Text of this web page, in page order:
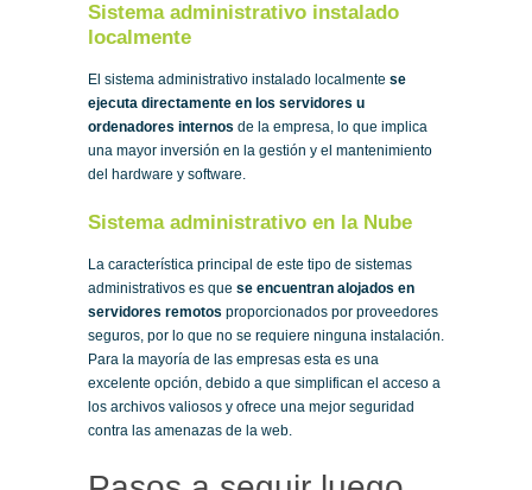
Sistema administrativo instalado
localmente
El sistema administrativo instalado localmente se
ejecuta directamente en los servidores u
ordenadores internos de la empresa, lo que implica
una mayor inversión en la gestión y el mantenimiento
del hardware y software.
Sistema administrativo en la Nube
La característica principal de este tipo de sistemas
administrativos es que se encuentran alojados en
servidores remotos proporcionados por proveedores
seguros, por lo que no se requiere ninguna instalación.
Para la mayoría de las empresas esta es una
excelente opción, debido a que simplifican el acceso a
los archivos valiosos y ofrece una mejor seguridad
contra las amenazas de la web.